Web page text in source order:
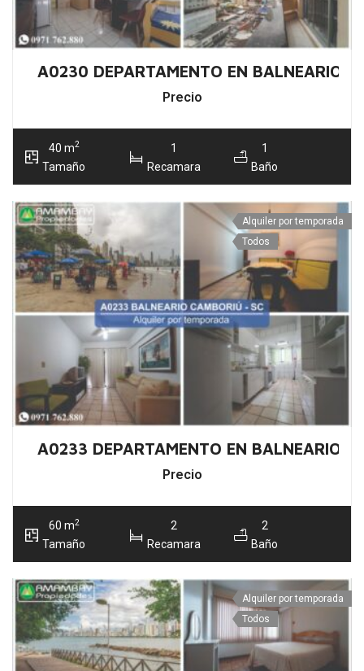
A0230 DEPARTAMENTO EN BALNEARIO
Precio
40 m2
Tamaño
1
Recamara
1
Baño
Alquiler por temporada
Todos
A0233 DEPARTAMENTO EN BALNEARIO
Precio
60 m2
Tamaño
2
Recamara
2
Baño
Alquiler por temporada
Todos